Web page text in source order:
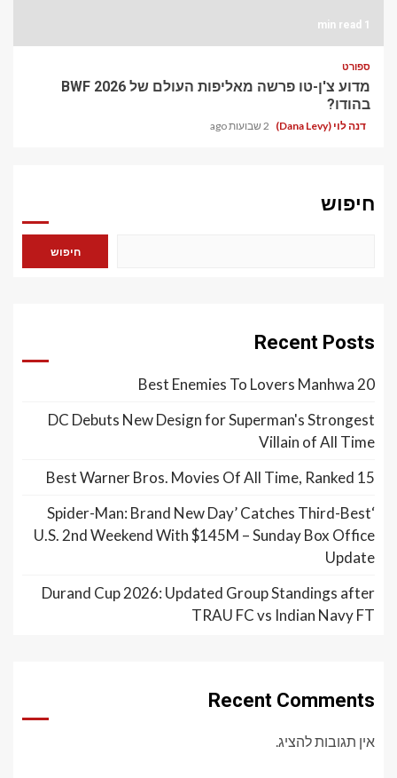
1 min read
ספורט
מדוע צ'ן-טו פרשה מאליפות העולם של BWF 2026
בהודו?
דנה לוי (Dana Levy) 2 שבועות ago
חיפוש
חיפוש
Recent Posts
20 Best Enemies To Lovers Manhwa
DC Debuts New Design for Superman's Strongest
Villain of All Time
15 Best Warner Bros. Movies Of All Time, Ranked
‘Spider-Man: Brand New Day’ Catches Third-Best
U.S. 2nd Weekend With $145M – Sunday Box Office
Update
Durand Cup 2026: Updated Group Standings after
TRAU FC vs Indian Navy FT
Recent Comments
אין תגובות להציג.